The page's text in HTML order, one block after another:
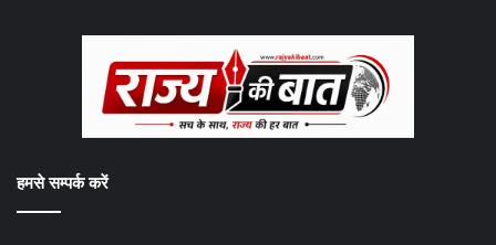
हमसे सम्पर्क करें